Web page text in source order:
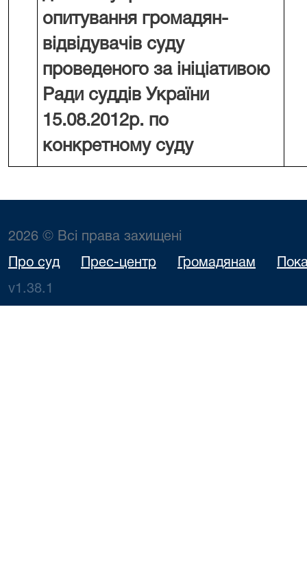
опитування громадян-
відвідувачів суду
проведеного за ініціативою
Ради суддів України
15.08.2012р. по
конкретному суду
2026 © Всі права захищені
Про суд Прес-центр Громадянам
v1.38.1